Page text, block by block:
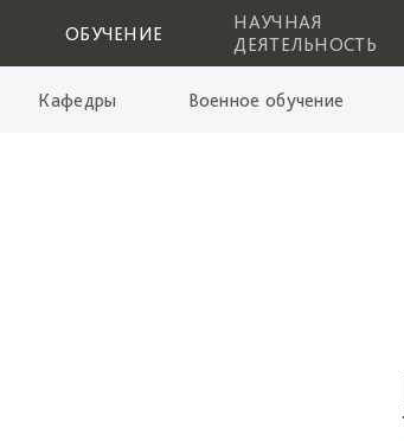
ОБУЧЕНИЕ
НАУЧНАЯ
ДЕЯТЕЛЬНОСТЬ
Кафедры Военное обучение